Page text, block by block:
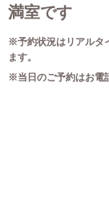
満室です
※予約状況はリアルタ
ます。
※当日のご予約はお電